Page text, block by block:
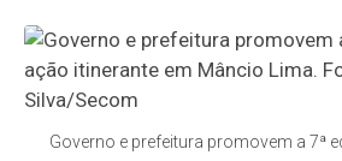
Governo e prefeitura promovem a 7ª